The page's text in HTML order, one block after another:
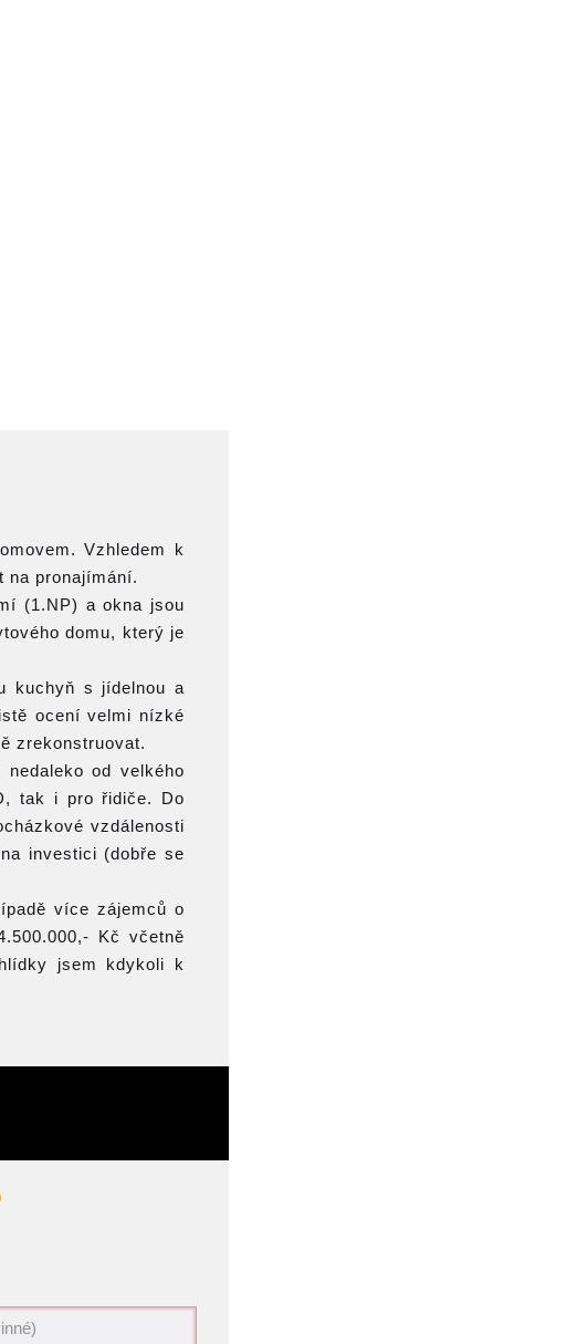
Vzhledem k
na pronajímání.
(1.NP) a okna jsou
domu, který je
kuchyň s jídelnou a
ocení velmi nízké
zrekonstruovat.
od velkého
tak i pro řidiče. Do
vzdálenosti
investici (dobře se
více zájemců o
Kč včetně
jsem kdykoli k